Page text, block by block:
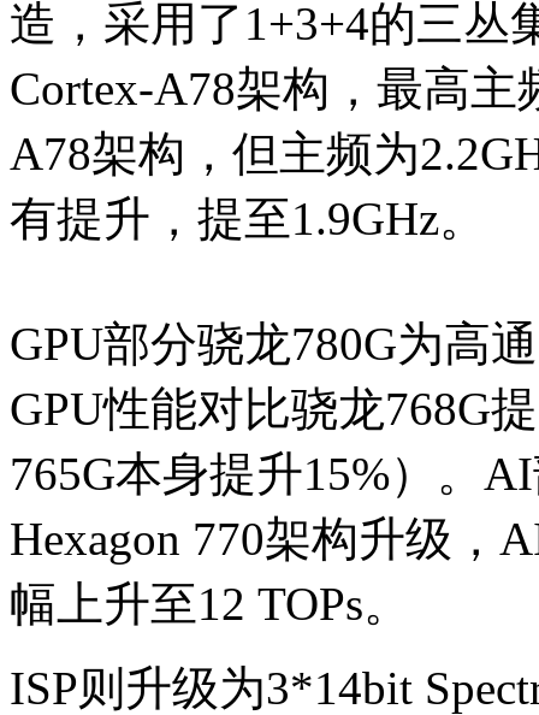
造，采用了1+3+4的三丛
Cortex-A78架构，最高
A78架构，但主频为
有提升，提至1.9GHz。
GPU部分骁龙780G为高
GPU性能对比骁龙768G
765G本身提升15%）。
Hexagon 770架构升级，
幅上升至12 TOPs。
ISP则升级为3*14bit